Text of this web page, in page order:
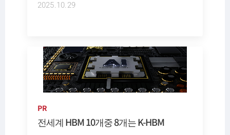
2025.10.29
PR
전세계 HBM 10개중 8개는 K-HBM